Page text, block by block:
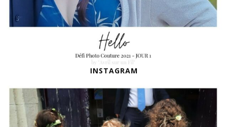
INSTAGRAM
DEMOISELLES D’HONNEUR
Quand une amie